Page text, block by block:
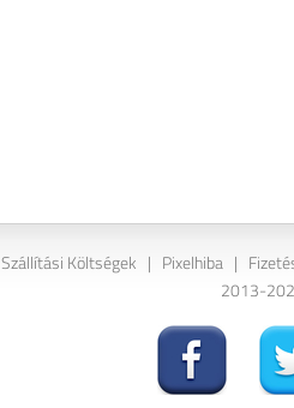
Szállítási Költségek | Pixelhiba |
2013-